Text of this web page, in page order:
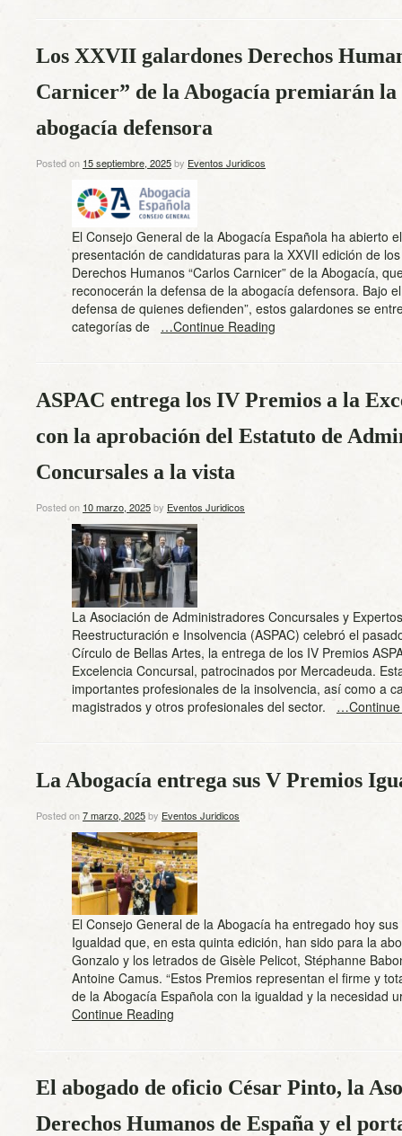
Los XXVII galardones Derechos
Carnicer” de la Abogacía premiarán la
abogacía defensora
Posted on 15 septiembre, 2025by Eventos Juridicos
El Consejo General de la Abogacía Española ha abierto
presentación de candidaturas para la XXVII edición de
Derechos Humanos “Carlos Carnicer” de la Abogacía,
reconocerán la defensa de la abogacía defensora. Bajo
defensa de quienes defienden”, estos galardones se
categorías de …Continue Reading
ASPAC entrega los IV Premios a la
con la aprobación del Estatuto de
Concursales a la vista
Posted on 10 marzo, 2025by Eventos Juridicos
La Asociación de Administradores Concursales y
Reestructuración e Insolvencia (ASPAC) celebró el
Círculo de Bellas Artes, la entrega de los IV Premios
Excelencia Concursal, patrocinados por Mercadeuda.
importantes profesionales de la insolvencia, así como a
magistrados y otros profesionales del sector.
La Abogacía entrega sus V Premios
Posted on7 marzo, 2025by Eventos Juridicos
El Consejo General de la Abogacía ha entregado hoy
Igualdad que, en esta quinta edición, han sido para la
Gonzalo y los letrados de Gisèle Pelicot, Stéphanne
Antoine Camus. “Estos Premios representan el firme y
de la Abogacía Española con la igualdad y la
Continue Reading
El abogado de oficio César Pinto, la
Derechos Humanos de España y el